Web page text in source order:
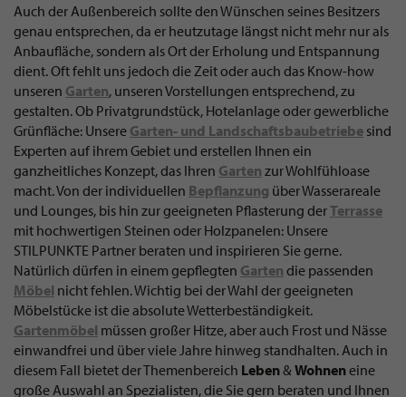
Auch der Außenbereich sollte den Wünschen seines Besitzers
genau entsprechen, da er heutzutage längst nicht mehr nur als
Anbaufläche, sondern als Ort der Erholung und Entspannung
dient. Oft fehlt uns jedoch die Zeit oder auch das Know-how
unseren Garten, unseren Vorstellungen entsprechend, zu
gestalten. Ob Privatgrundstück, Hotelanlage oder gewerbliche
Grünfläche: Unsere Garten- und Landschaftsbaubetriebe sind
Experten auf ihrem Gebiet und erstellen Ihnen ein
ganzheitliches Konzept, das Ihren Garten zur Wohlfühloase
macht. Von der individuellen Bepflanzung über Wasserareale
und Lounges, bis hin zur geeigneten Pflasterung derTerrasse
mit hochwertigen Steinen oder Holzpanelen: Unsere
STILPUNKTE Partner beraten und inspirieren Sie gerne.
Natürlich dürfen in einem gepflegten Garten die passenden
Möbel nicht fehlen. Wichtig bei der Wahl der geeigneten
Möbelstücke ist die absolute Wetterbeständigkeit.
Gartenmöbel müssen großer Hitze, aber auch Frost und Nässe
einwandfrei und über viele Jahre hinweg standhalten. Auch in
diesem Fall bietet der Themenbereich Leben&Wohneneine
große Auswahl an Spezialisten, die Sie gern beraten und Ihnen